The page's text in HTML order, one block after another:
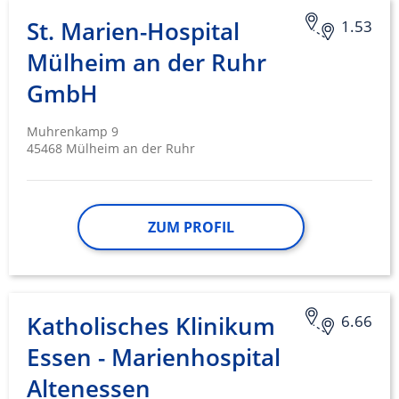
1.53
St. Marien-Hospital
Mülheim an der Ruhr
GmbH
Muhrenkamp 9
45468 Mülheim an der Ruhr
ZUM PROFIL
6.66
Katholisches Klinikum
Essen - Marienhospital
Altenessen
Erstellung von Profilen zur Personalisierung
von Inhalten
Verwendung von Profilen zur Auswahl
personalisierter Inhalte
Messung der Performance von Inhalten
oder Kombinationen von Daten aus
verschiedenen Quellen
Angebote
Verwendung reduzierter Daten zur Auswahl
von Inhalten
IAB-Besonderheiten:
Verwendung genauer Standortdaten